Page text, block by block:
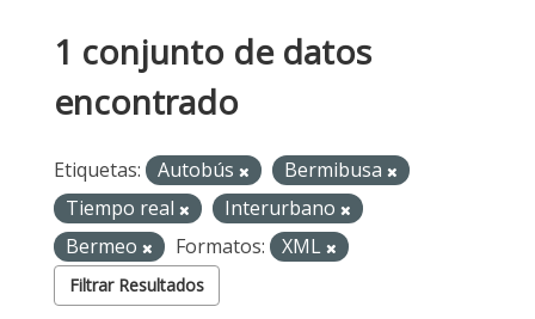
1 conjunto de datos
encontrado
Etiquetas: Autobús
Bermibusa
Tiempo real
Interurbano
Bermeo
Formatos: XML
Filtrar Resultados